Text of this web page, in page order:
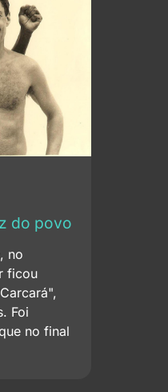
do povo
no
ficou
Foi
no final